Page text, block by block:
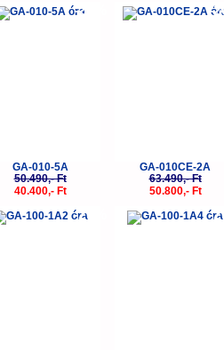
-20%
GA-010-5A
50.490,- Ft
40.400,- Ft
-
GA-010CE-2A
63.490,- Ft
50.800,- Ft
-20% -